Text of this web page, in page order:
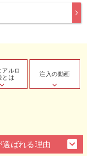
ルロ
とは
注入の動画
ばれる理由